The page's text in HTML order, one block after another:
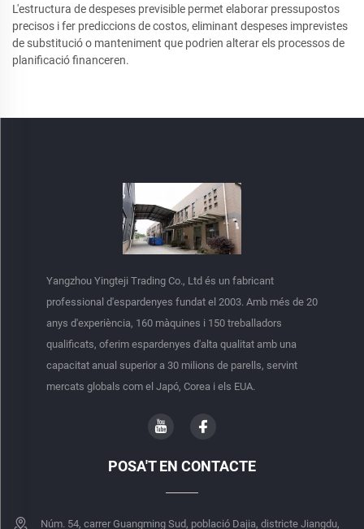
L'estructura de despeses previsible permet elaborar pressupostos
precisos i fer prediccions de costos, eliminant despeses imprevistes
de substitució o manteniment que podrien alterar els processos de
planificació financeren.
Yangzhou Yingteji Trading Co., Ltd és un fabricant
professional d'espardenyes fundat el 2003. Amb més de 20
anys d'experiència, 160 màquines i 150 treballadors
qualificats, oferim espardenyes d'alta qualitat amb una
capacitat anual superior a 30 milions de parells, servint
mercats globals com el Japó, Corea i els EUA.
POSA'T EN CONTACTE
Núm. 54, carrer Guangming Sud, població Dajia, districte Jiangdu,